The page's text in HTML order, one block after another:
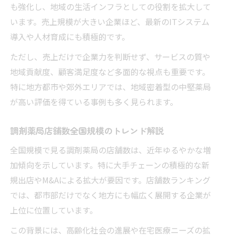
も強化し、地域の生活インフラとしての役割を拡大して
います。売上規模が大きい企業ほど、最新のITシステム
導入や人材育成にも積極的です。
ただし、売上だけで企業力を判断せず、サービスの質や
地域貢献度、顧客満足度など多面的な視点も重要です。
特に地方都市や郊外エリアでは、地域密着型の中堅薬局
が高い評価を得ている事例も多く見られます。
調剤薬局店舗数全国規模のトレンド解説
全国規模で見る調剤薬局の店舗数は、近年ゆるやかな増
加傾向を示しています。特に大手チェーンの積極的な新
規出店やM&Aによる拡大が要因です。店舗数ランキング
では、都市部だけでなく地方にも幅広く展開する企業が
上位に位置しています。
この背景には、高齢化社会の進展や在宅医療ニーズの拡